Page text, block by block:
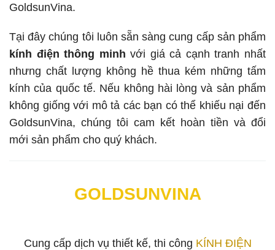
GoldsunVina.
Tại đây chúng tôi luôn sẵn sàng cung cấp sản phẩm
kính điện thông minh với giá cả cạnh tranh nhất
nhưng chất lượng không hề thua kém những tấm
kính của quốc tế. Nếu không hài lòng và sản phẩm
không giống với mô tả các bạn có thể khiếu nại đến
GoldsunVina, chúng tôi cam kết hoàn tiền và đổi
mới sản phẩm cho quý khách.
GOLDSUNVINA
Cung cấp dịch vụ thiết kế, thi công KÍNH ĐIỆN